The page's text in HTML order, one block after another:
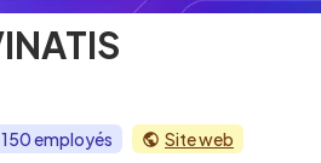
employés
Site web